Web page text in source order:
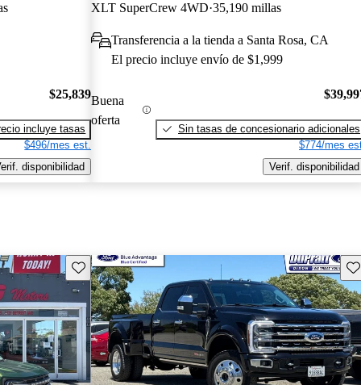
$25,839
incluye tasas
$496/mes est.
disponibilidad
XLT SuperCrew 4WD 35,190 millas
Transferencia a la tienda a Santa Rosa, CA
El precio incluye envío de $1,999
Buena
oferta
Sin tasas de concesionario adicionales
$774/mes
Verif. disponibilidad
Guarda este Aviso